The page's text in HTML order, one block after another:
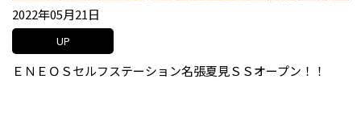
2022年05月21日
UP
ＥＮＥＯＳセルフステーション名張夏見ＳＳオープン！！